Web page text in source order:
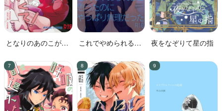
となりのあのこがか
これでやめられると
無理だった
夜をなぞりて星の指